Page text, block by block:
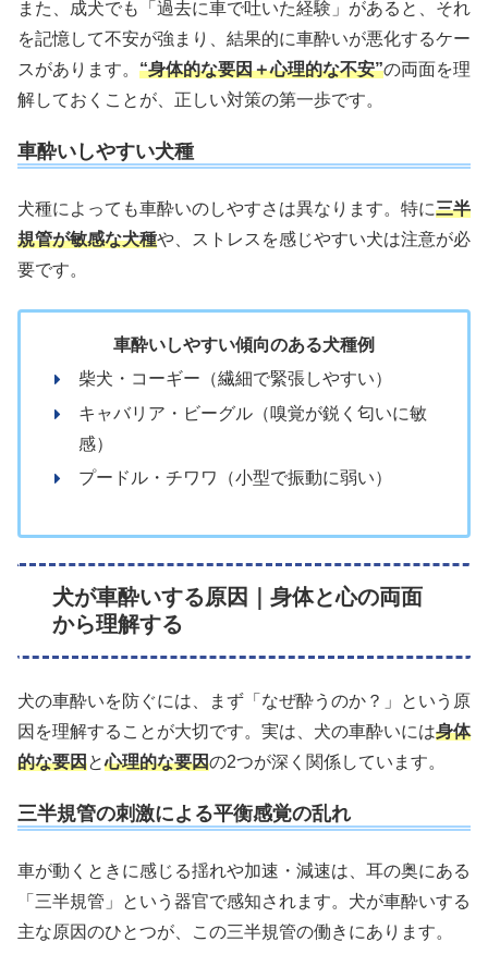
また、成犬でも「過去に車で吐いた経験」があると、それ
を記憶して不安が強まり、結果的に車酔いが悪化するケー
スがあります。 “身体的な要因＋心理的な不安”の両面を理
解しておくことが、正しい対策の第一歩です。
車酔いしやすい犬種
犬種によっても車酔いのしやすさは異なります。特に三半
規管が敏感な犬種や、ストレスを感じやすい犬は注意が必
要です。
車酔いしやすい傾向のある犬種例
柴犬・コーギー（繊細で緊張しやすい）
キャバリア・ビーグル（嗅覚が鋭く匂いに敏
感）
プードル・チワワ（小型で振動に弱い）
犬が車酔いする原因｜身体と心の両面
から理解する
犬の車酔いを防ぐには、まず「なぜ酔うのか？」という原
因を理解することが大切です。実は、犬の車酔いには身体
的な要因と心理的な要因の2つが深く関係しています。
三半規管の刺激による平衡感覚の乱れ
車が動くときに感じる揺れや加速・減速は、耳の奥にある
「三半規管」という器官で感知されます。犬が車酔いする
主な原因のひとつが、この三半規管の働きにあります。